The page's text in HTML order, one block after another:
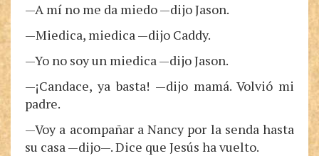
—A mí no me da miedo —dijo Jason.
—Miedica, miedica —dijo Caddy.
—Yo no soy un miedica —dijo Jason.
—¡Candace, ya basta! —dijo mamá. Volvió mi
padre.
—Voy a acompañar a Nancy por la senda hasta
su casa —dijo—. Dice que Jesús ha vuelto.